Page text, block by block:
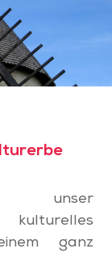
unser
kulturelles
ganz